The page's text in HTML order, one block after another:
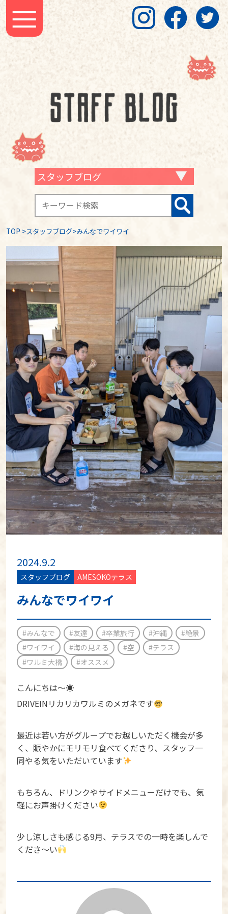
スタッフブログ
TOP >スタッフブログ>みんなでワイワイ
2024.9.2
スタッフブログ AMESOKOテラス
みんなでワイワイ
#みんなで #友達 #卒業旅行 #沖縄
#絶景
#ワイワイ
#海の見える #空
#テラス
#ワルミ大橋
#オススメ
こんにちは〜☀
DRIVEINリカリカワルミのメガネです
最近は若い方がグループでお越しいただく機会が多
く、賑やかにモリモリ食べてくださり、スタッフ一
同やる気をいただいています
もちろん、ドリンクやサイドメニューだけでも、気
軽にお声掛けください
少し涼しさも感じる9月、テラスでの一時を楽しんで
くださ〜い